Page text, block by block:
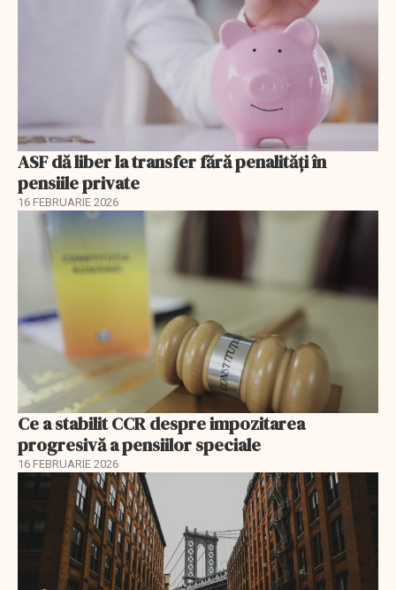
ASF dă liber la transfer fără penalități în
pensiile private
16 FEBRUARIE 2026
Ce a stabilit CCR despre impozitarea
progresivă a pensiilor speciale
16 FEBRUARIE 2026